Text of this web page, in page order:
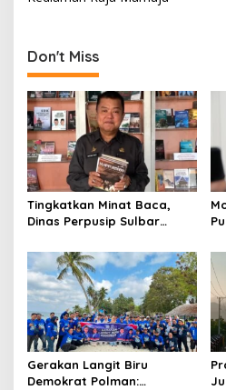
t
n
a
v
i
g
a
t
i
o
n
Don't Miss
Tingkatkan Minat Baca,
Dinas Perpusip Sulbar
Lokal ke Publik
Gerakan Langit Biru
Demokrat Polman: